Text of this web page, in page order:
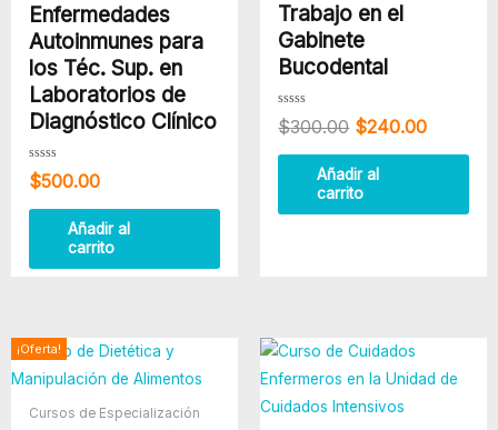
Enfermedades
Autoinmunes para
los Téc. Sup. en
Laboratorios de
Diagnóstico Clínico
Valorado
con
de
$500.00
Añadir al
carrito
Trabajo en el
Gabinete
Bucodental
Valorado
con
de
$300.00 $240.00
Añadir al
carrito
¡Oferta!
Cursos de Especialización
El
precio
era:
precio
es: